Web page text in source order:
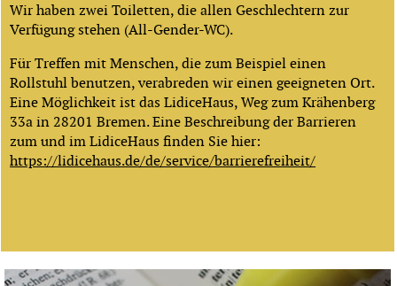
Wir haben zwei Toiletten, die allen Geschlechtern zur
Verfügung stehen (All-Gender-WC).
Für Treffen mit Menschen, die zum Beispiel einen
Rollstuhl benutzen, verabreden wir einen geeigneten Ort.
Eine Möglichkeit ist das LidiceHaus, Weg zum Krähenberg
33a in 28201 Bremen. Eine Beschreibung der Barrieren
zum und im LidiceHaus finden Sie hier:
https://lidicehaus.de/de/service/barrierefreiheit/